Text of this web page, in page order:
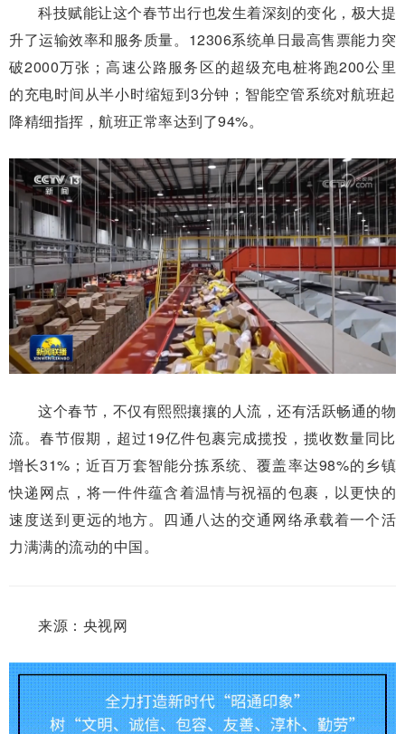
科技赋能让这个春节出行也发生着深刻的变化，极大提
升了运输效率和服务质量。12306系统单日最高售票能力突
破2000万张；高速公路服务区的超级充电桩将跑200公里
的充电时间从半小时缩短到3分钟；智能空管系统对航班起
降精细指挥，航班正常率达到了94%。
这个春节，不仅有熙熙攘攘的人流，还有活跃畅通的物
流。春节假期，超过19亿件包裹完成揽投，揽收数量同比
增长31%；近百万套智能分拣系统、覆盖率达98%的乡镇
快递网点，将一件件蕴含着温情与祝福的包裹，以更快的
速度送到更远的地方。四通八达的交通网络承载着一个活
力满满的流动的中国。
来源：央视网